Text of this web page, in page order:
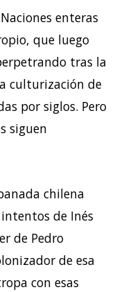
enteras
que luego
tras la
culturización de
por siglos. Pero
siguen
chilena
de Inés
de Pedro
de esa
con esas